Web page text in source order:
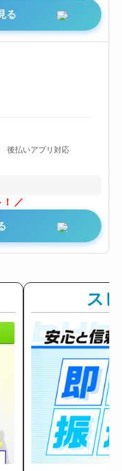
る
後払いアプリ対応
ス